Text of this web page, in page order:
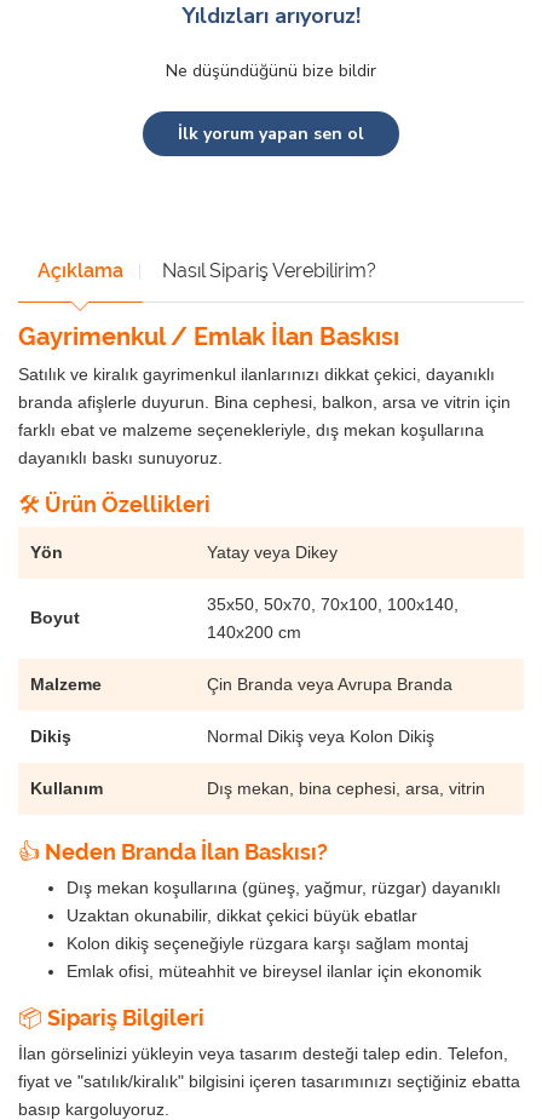
Yıldızları arıyoruz!
Ne düşündüğünü bize bildir
İlk yorum yapan sen ol
Açıklama Nasıl Sipariş Verebilirim?
Gayrimenkul / Emlak İlan Baskısı
Satılık ve kiralık gayrimenkul ilanlarınızı dikkat çekici, dayanıklı
branda afişlerle duyurun. Bina cephesi, balkon, arsa ve vitrin için
farklı ebat ve malzeme seçenekleriyle, dış mekan koşullarına
dayanıklı baskı sunuyoruz.
🛠️ Ürün Özellikleri
Yön Yatay veya Dikey
Boyut
35x50, 50x70, 70x100, 100x140,
140x200 cm
Malzeme Çin Branda veya Avrupa Branda
Dikiş Normal Dikiş veya Kolon Dikiş
Kullanım Dış mekan, bina cephesi, arsa, vitrin
👍 Neden Branda İlan Baskısı?
Dış mekan koşullarına (güneş, yağmur, rüzgar) dayanıklı
Uzaktan okunabilir, dikkat çekici büyük ebatlar
Kolon dikiş seçeneğiyle rüzgara karşı sağlam montaj
Emlak ofisi, müteahhit ve bireysel ilanlar için ekonomik
📦 Sipariş Bilgileri
İlan görselinizi yükleyin veya tasarım desteği talep edin. Telefon,
fiyat ve "satılık/kiralık" bilgisini içeren tasarımınızı seçtiğiniz ebatta
basıp kargoluyoruz.